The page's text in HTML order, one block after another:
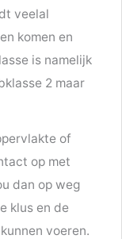
veelal
komen en
is namelijk
2 maar
of
op met
dan op weg
klus en de
voeren.